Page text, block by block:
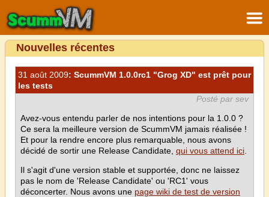
Nouvelles récentes
31 août 2009: ScummVM 1.0.0rc1 "Grog XD" est prêt pour
les tests
Posté par sev
Avez-vous entendu parler de nos intentions pour la 1.0.0 ?
Ce sera la meilleure version de ScummVM jamais réalisée !
Et pour la rendre encore plus remarquable, nous avons
décidé de sortir une Release Candidate, qui vous attend ici
Il s'agit d'une version stable et supportée, donc ne laissez
pas le nom de 'Release Candidate' ou 'RC1' vous
déconcerter. Nous avons une page wiki de test de version